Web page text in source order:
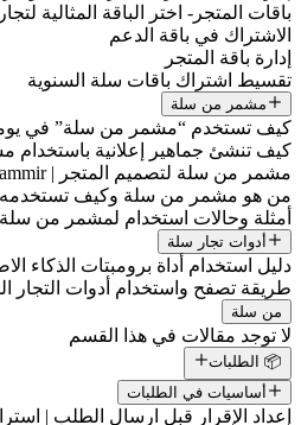
باقات المتجر- اختر الباقة المثالية
الاشتراك في باقة الدعم
إدارة باقة المتجر
تقسيط اشتراك باقات سلة السنوية
مشمر من سلة
كيف تستخدم “مشمر من سلة” في
كيف تنشئ جماهير إعلانية
مشمر من سلة لتصميم المتجر | Mushammir
من هو مشمر من سلة وكيف تستخدمه
أمثلة وحالات استخدام لمشمر من
أدوات تجار سلة
دليل استخدام أداة برومبتات الذكاء
طريقة تصفح واستخدام أدوات التجار
من سلة
لا توجد مقالات في هذا القسم
📦 الطلبات
أساسيات في الطلبات
إعداد الإقرار قبل ارسال الطلب |